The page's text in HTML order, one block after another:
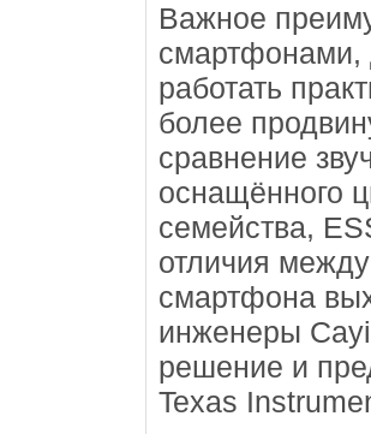
Важное
смартфонами,
работать
более
сравнение
оснащённого
семейства,
отличия
смартфона
инженеры
решение и
Texas